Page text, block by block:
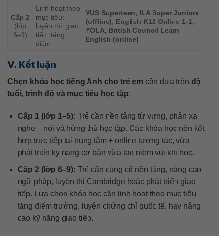
Cấp 2
(lớp
6–9)
Linh hoạt theo
mục tiêu:
luyện thi, giao
tiếp, tăng
điểm
VUS Superteen, ILA Super Juniors
(offline); English K12 Online 1-1,
YOLA, British Council Learn
English (online)
V. Kết luận
Chọn khóa học tiếng Anh cho trẻ em cần dựa trên độ
tuổi, trình độ và mục tiêu học tập:
Cấp 1 (lớp 1–5): Trẻ cần nền tảng từ vựng, phản xạ
nghe – nói và hứng thú học tập. Các khóa học nên kết
hợp trực tiếp tại trung tâm + online tương tác, vừa
phát triển kỹ năng cơ bản vừa tạo niềm vui khi học.
Cấp 2 (lớp 6–9): Trẻ cần củng cố nền tảng, nâng cao
ngữ pháp, luyện thi Cambridge hoặc phát triển giao
tiếp. Lựa chọn khóa học cần linh hoạt theo mục tiêu:
tăng điểm trường, luyện chứng chỉ quốc tế, hay nâng
cao kỹ năng giao tiếp.